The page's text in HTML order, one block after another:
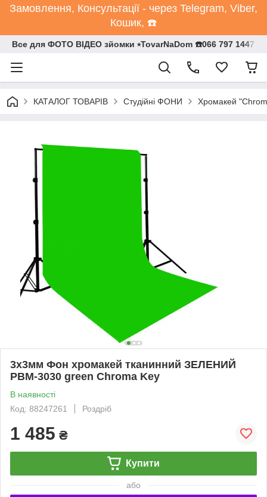
Замовлення, Консультації - через Telegram, Viber,
Кошик, ☎️
Все для ФОТО ВІДЕО зйомки ⭒TovarNaDom ☎️066 797 1447
КАТАЛОГ ТОВАРІВ Студійні ФОНИ Хромакей
3х3мм Фон хромакей тканинний ЗЕЛЕНИЙ
PBM-3030 green Chroma Key
В наявності
Код: 88247261
Роздріб
1 485 ₴
Купити
або